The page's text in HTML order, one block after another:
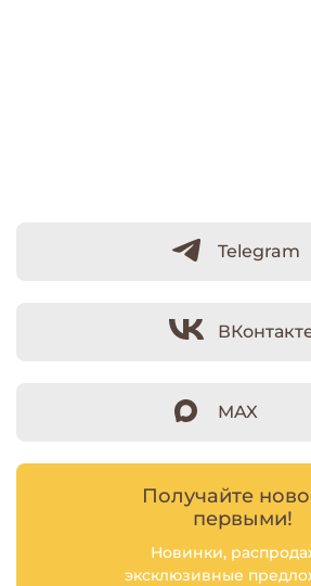
Telegram
MAX
Получайте
первыми!
Новинки,
эксклюзивные